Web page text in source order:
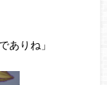
ありね」